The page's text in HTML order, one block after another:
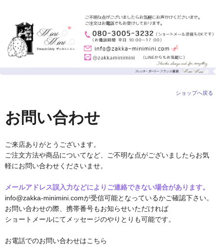
ショップへ戻る
お問い合わせ
ご来店ありがとうございます。
ご注文方法や商品についてなど、ご不明な点がございましたらお気
軽にお問い合わせくださいませ。
メールアドレス誤入力などによりご連絡できない場合があります。
info@zakka-minimini.comが受信可能となっているかご確認下さい。
お問い合わせの際、携帯番号もお知らせいただければ
ショートメールにてメッセージのやりとりも可能です。
お電話でのお問い合わせはこちら